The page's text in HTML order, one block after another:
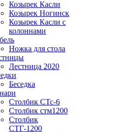
Козырек Касли
Козырек Ногинск
Козырек Касли с
колоннами
Ножка для стола
Лестница 2020
Беседка
Столбик СТс-6
Столбик стм1200
Столбик
СТГ-1200